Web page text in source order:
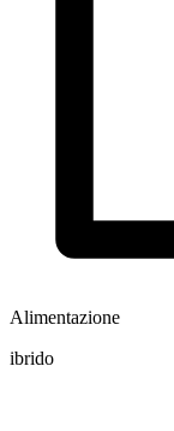
Alimentazione
ibrido